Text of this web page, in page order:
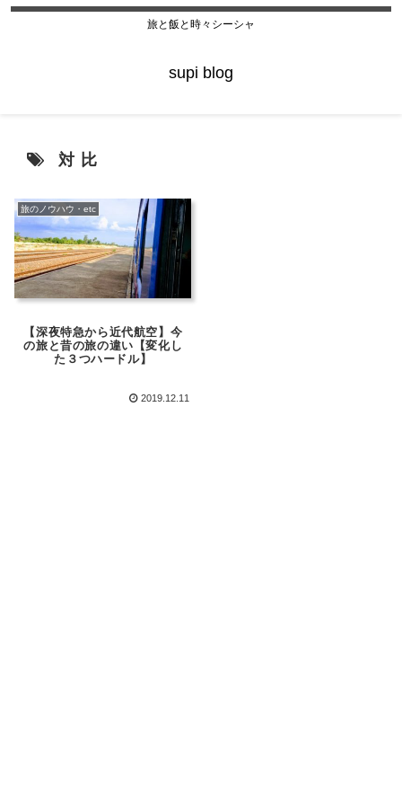
旅と飯と時々シーシャ
supi blog
対比
旅のノウハウ・etc
【深夜特急から近代航空】今
の旅と昔の旅の違い【変化し
た３つハードル】
2019.12.11